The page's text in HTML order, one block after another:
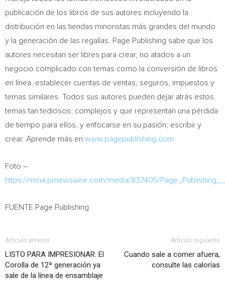
publicación de los libros de sus autores incluyendo la
distribución en las tiendas minoristas más grandes del mundo
y la generación de las regalías. Page Publishing sabe que los
autores necesitan ser libres para crear, no atados a un
negocio complicado con temas como la conversión de libros
en línea, establecer cuentas de ventas, seguros, impuestos y
temas similares. Todos sus autores pueden dejar atrás estos
temas tan tediosos, complejos y que representan una pérdida
de tiempo para ellos, y enfocarse en su pasión; escribir y
crear. Aprende más en www.pagepublishing.com
Foto –
https://mma.prnewswire.com/media/837405/
FUENTE Page Publishing
Artículo anterior
LISTO PARA IMPRESIONAR: El
Corolla de 12ª generación ya
sale de la línea de ensamblaje
Artículo siguiente
Cuando sale a comer afuera,
consulte las calorías